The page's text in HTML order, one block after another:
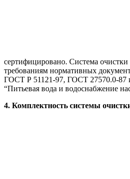
сертифицировано. Система очистки
требованиям нормативных
ГОСТ Р 51121-97, ГОСТ 27570.0-87
“Питьевая вода и водоснабжение
4. Комплектность системы